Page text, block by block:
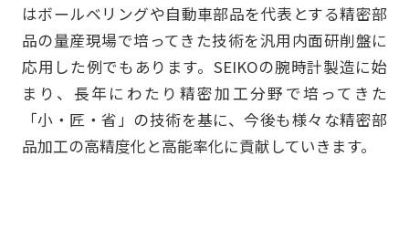
はボールベリングや自動車部品を代表とする精密部
品の量産現場で培ってきた技術を汎用内面研削盤に
応用した例でもあります。SEIKOの腕時計製造に始
まり、長年にわたり精密加工分野で培ってきた
「小・匠・省」の技術を基に、今後も様々な精密部
品加工の高精度化と高能率化に貢献していきます。